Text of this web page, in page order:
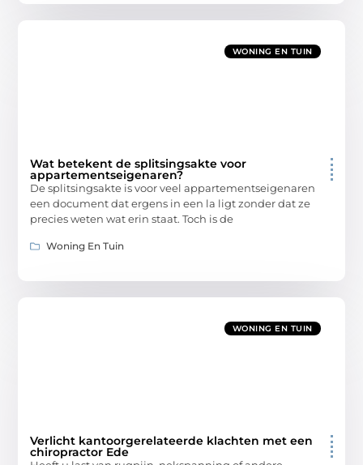
WONING EN TUIN
Wat betekent de splitsingsakte voor
appartementseigenaren?
De splitsingsakte is voor veel appartementseigenaren
een document dat ergens in een la ligt zonder dat ze
precies weten wat erin staat. Toch is de
Woning En Tuin
WONING EN TUIN
Verlicht kantoorgerelateerde klachten met een
chiropractor Ede